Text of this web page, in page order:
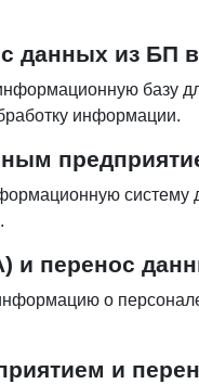
данных из БП
базу
информации.
и перенос
о
и